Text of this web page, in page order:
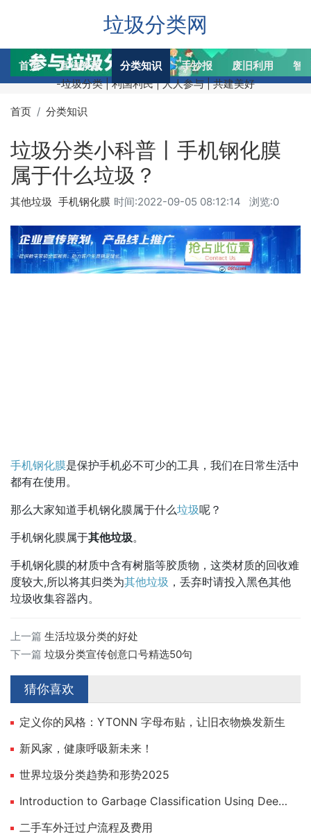
垃圾分类网
-垃圾分类 | 利国利民 | 人人参与 | 共建美好
首页 宣传教育 分类知识 手抄报 废旧利用 智
首页 分类知识
垃圾分类小科普丨手机钢化膜
属于什么垃圾？
时间:2022-09-05 08:12:14 浏览:0
其他垃圾 手机钢化膜
手机钢化膜是保护手机必不可少的工具，我们在日常生活中
都有在使用。
那么大家知道手机钢化膜属于什么垃圾呢？
手机钢化膜属于其他垃圾。
手机钢化膜的材质中含有树脂等胶质物，这类材质的回收难
度较大,所以将其归类为其他垃圾 ，丢弃时请投入黑色其他
垃圾收集容器内。
上一篇 生活垃圾分类的好处
下一篇 垃圾分类宣传创意口号精选50句
猜你喜欢
定义你的风格：YTONN 字母布贴，让旧衣物焕发新生
新风家，健康呼吸新未来！
世界垃圾分类趋势和形势2025
Introduction to Garbage Classification Using Deep Learning
二手车外迁过户流程及费用